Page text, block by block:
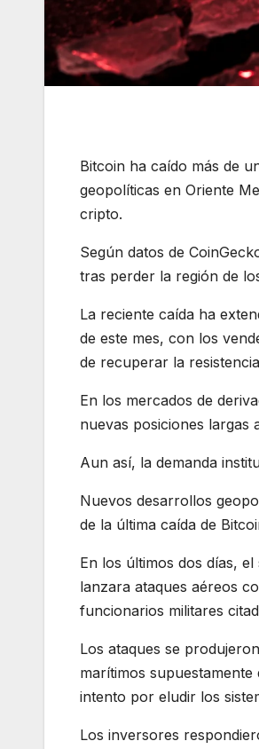
Bitcoin ha caído más de
geopolíticas en Oriente
cripto.
Según datos de
tras perder la región de
La reciente caída ha
de este mes, con los
de recuperar la
En los mercados de
nuevas posiciones largas
Aun así, la demanda
Nuevos desarrollos
de la última caída de
En los últimos dos días,
lanzara ataques aéreos
funcionarios militares
Los ataques se
marítimos
intento por eludir los
Los inversores